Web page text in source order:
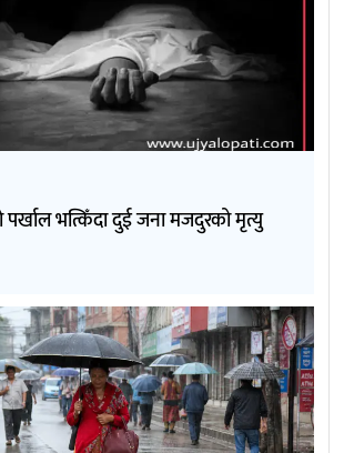
पर्खाल भत्किँदा दुई जना मजदुरको मृत्यु